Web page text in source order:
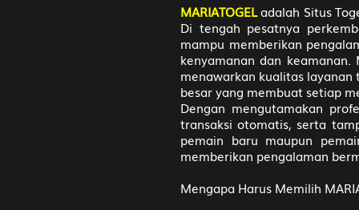
30
Penjual
Sendok -
31
Pemburu
Baju -
32
Kepala
Ceret -
33
Penipu -
MARIATOGELadalah Situs
Di tengah pesatnya
mampu memberikan
kenyamanan dan keamanan.
menawarkan kualitas
besar yang membuat setiap
Dengan mengutamakan
transaksi otomatis, serta
pemain baru maupun
memberikan pengalaman
Mengapa Harus Memilih